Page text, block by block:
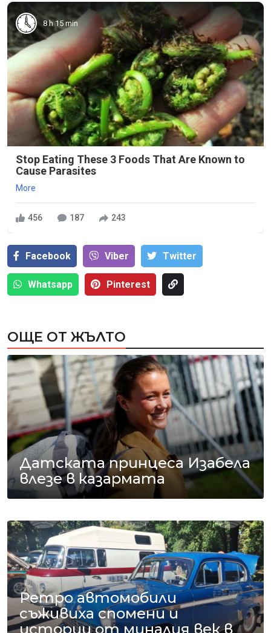
8 h 15 min
Stop Eating These 3 Foods That Are Known to
Cause Parasites
More
456 187 243
Facebook Viber Тwitter
Whatsapp Pinterest
ОЩЕ ОТ ЖЪЛТО
Датската принцеса Изабела
влезе в казармата
Ретро автомобили
съживиха спомени и
истории от миналия век в